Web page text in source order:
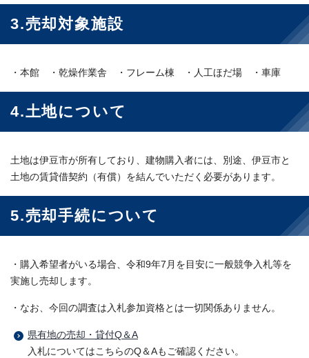
3.売却対象施設
・本館 ・乾燥作業舎 ・フレーム棟 ・人工ほだ場 ・車庫
4.土地について
土地は伊豆市が所有しており、建物購入者には、別途、伊豆市と
土地の賃貸借契約（有償）を結んでいただく必要があります。
5.売却手続について
・購入希望者がいる場合、令和9年7月を目安に一般競争入札等を
実施し売却します。
・なお、今回の調査は入札参加資格とは一切関係ありません。
県有地の売却・貸付Q＆A
入札についてはこちらのQ＆Aもご確認ください。